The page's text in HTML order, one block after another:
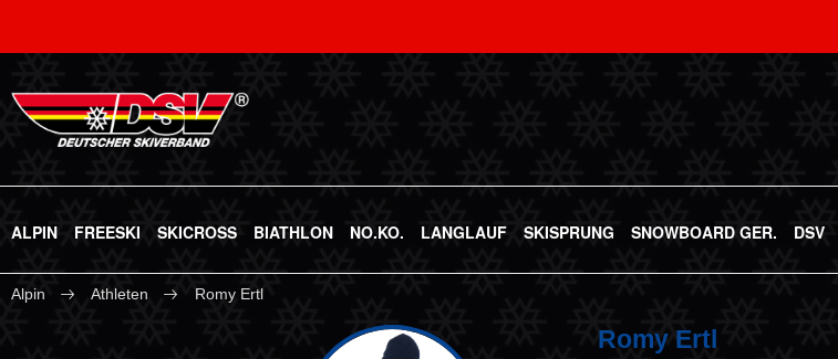
ALPIN FREESKI SKICROSS BIATHLON NO.KO. LANGLAUF SKISPRUNG SNOWBOARD GER. DSV
Alpin Athleten Romy Ertl
Romy Ertl